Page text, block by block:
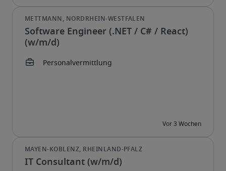
Software Engineer (.NET / C# / React)
(w/m/d)
IT Consultant (w/m/d)